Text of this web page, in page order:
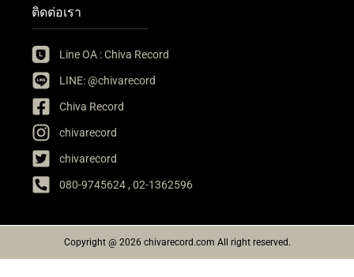
ติดต่อเรา
Line OA : Chiva Record
LINE: @chivarecord
Chiva Record
chivarecord
chivarecord
080-9745624 , 02-1362596
Copyright @ 2026 chivarecord.com All right reserved.